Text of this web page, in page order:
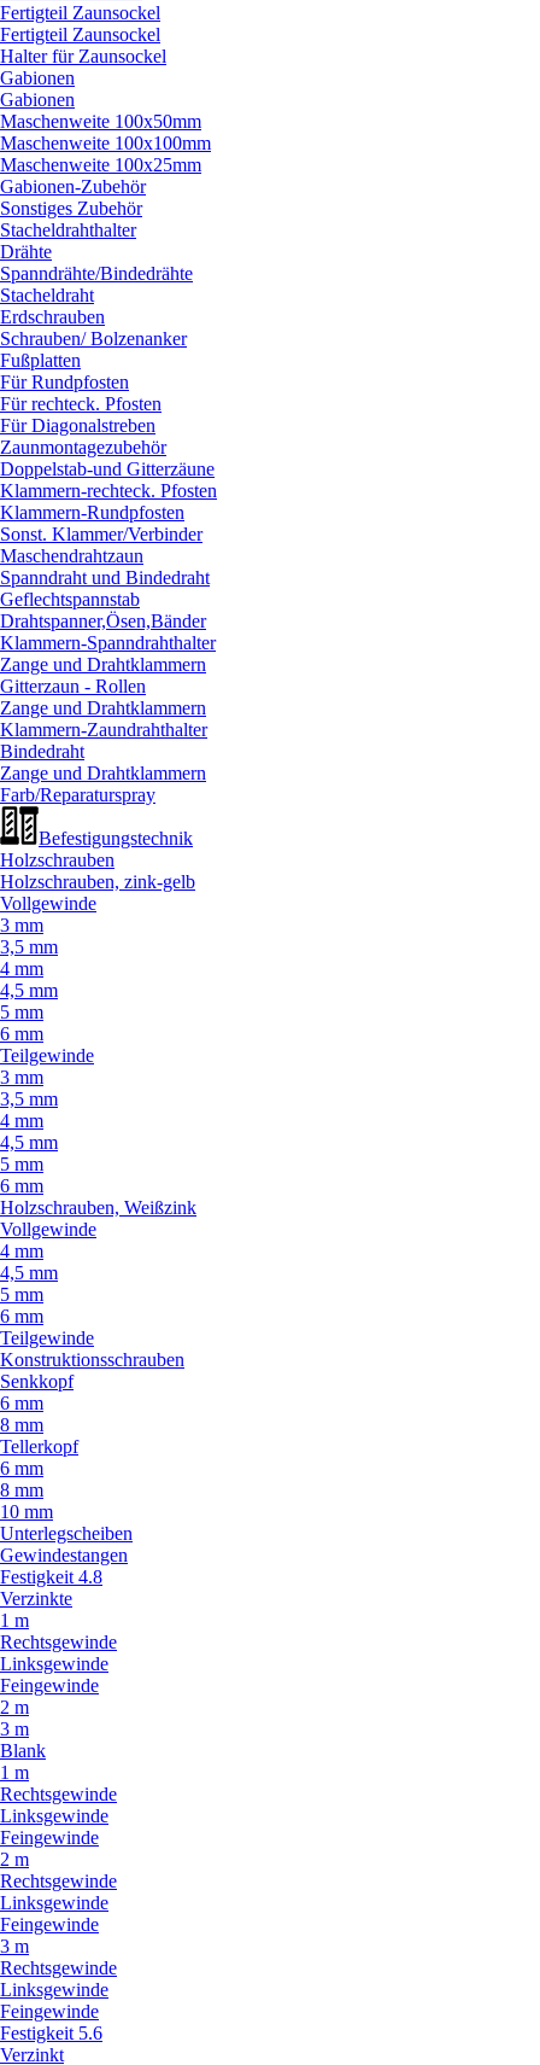
Fertigteil Zaunsockel
Fertigteil Zaunsockel
Halter für Zaunsockel
Gabionen
Gabionen
Maschenweite 100x50mm
Maschenweite 100x100mm
Maschenweite 100x25mm
Gabionen-Zubehör
Sonstiges Zubehör
Stacheldrahthalter
Drähte
Spanndrähte/Bindedrähte
Stacheldraht
Erdschrauben
Schrauben/Bolzenanker
Fußplatten
Für Rundpfosten
Für rechteck. Pfosten
Für Diagonalstreben
Zaunmontagezubehör
Doppelstab-und Gitterzäune
Klammern-rechteck. Pfosten
Klammern-Rundpfosten
Sonst. Klammer/Verbinder
Maschendrahtzaun
Spanndraht und Bindedraht
Geflechtspannstab
Drahtspanner,Ösen,Bänder
Klammern-Spanndrahthalter
Zange und Drahtklammern
Gitterzaun - Rollen
Zange und Drahtklammern
Klammern-Zaundrahthalter
Bindedraht
Zange und Drahtklammern
Farb/Reparaturspray
Befestigungstechnik
Holzschrauben
Holzschrauben, zink-gelb
Vollgewinde
3 mm
3,5 mm
4 mm
4,5 mm
5 mm
6 mm
Teilgewinde
3 mm
3,5 mm
4 mm
4,5 mm
5 mm
6 mm
Holzschrauben, Weißzink
Vollgewinde
4 mm
4,5 mm
5 mm
6 mm
Teilgewinde
Konstruktionsschrauben
Senkkopf
6 mm
8 mm
Tellerkopf
6 mm
8 mm
10 mm
Unterlegscheiben
Gewindestangen
Festigkeit 4.8
Verzinkte
1 m
Rechtsgewinde
Linksgewinde
Feingewinde
2 m
3 m
Blank
1 m
Rechtsgewinde
Linksgewinde
Feingewinde
2 m
Rechtsgewinde
Linksgewinde
Feingewinde
3 m
Rechtsgewinde
Linksgewinde
Feingewinde
Festigkeit 5.6
Verzinkt